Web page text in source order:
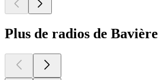
Plus de radios de Bavière